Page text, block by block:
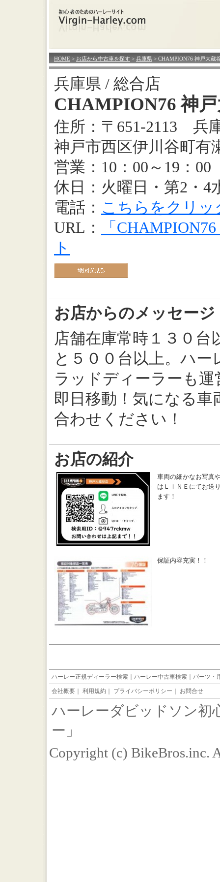
HOME > お店から中古車を探す > 兵庫県 > CHAMPION76 神戸大蔵
兵庫県 / 総合店
CHAMPION76 神
住所：〒651-2113 兵
神戸市西区伊川谷町有
営業：10：00～19：00
休日：火曜日・第2・4
電話： こちらをクリッ
URL：
「
ト
お店からのメッセージ
店舗在庫常時１３０
と５００台以上。ハ
ラッドディーラーも
即日移動！気になる
合わせください！
お店の紹介
車両の細かなお写真
はＬＩＮＥにてお送
ます！
保証内容充実！！
ハーレー正規ディーラー検索 ハーレー中古車検索 パーツ・
会社概要 利用規約 プライバシーポリシー お問合せ
ハーレーダビッドソン初
ー」
Copyright (c) BikeBros.inc.